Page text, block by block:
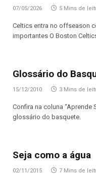
07/05/2026 5 Mins de
Celtics entra no offseason
importantes O Boston
Glossário do
15/12/2010 3 Mins de
Confira na coluna “Aprende
glossário do basquete.
Seja como a água
02/11/2015 7 Mins de